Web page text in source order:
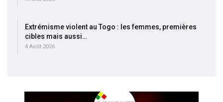
Extrémisme violent au Togo : les femmes, premières
cibles mais aussi…
4 Août 2026